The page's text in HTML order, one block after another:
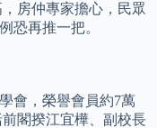
房仲專家擔心，民眾
恐再推一把。
會，榮譽會員約7萬
閣揆江宜樺、副校長